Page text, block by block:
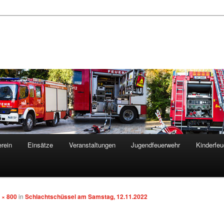
Einsätze Veranstaltungen Jugendfeuerwehr
800in Schlachtschüssel am Samstag, 12.11.2022